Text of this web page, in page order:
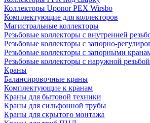
Коллекторы Uponor PEX Wirsbo
Комплектующие для коллекторов
Магистральные коллекторы
Резьбовые коллекторы с внутренней
Резьбовые коллекторы с запорно-
Резьбовые коллекторы с запорными
Резьбовые коллекторы с наружной резьбой
Краны
Балансировочные краны
Комплектующие к кранам
Краны для бытовой техники
Краны для сильфонной трубы
Краны для скрытого монтажа